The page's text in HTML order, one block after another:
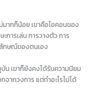
ากก็น้อย เขาคือไอคอนของ
การเล่น การวางตัว การ
กษณ์ของตนเอง
น เขาก็ยังคงได้รับความนิยม
ากวงการ แต่ทำอะไรไม่ได้